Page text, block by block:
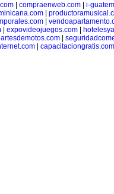
| compraenweb.com| i-
| expovideojuegos.com|
|
capacitaciongratis.com